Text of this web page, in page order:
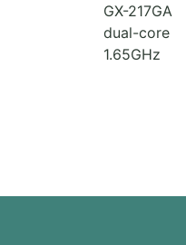
GX-217GA
dual-core
1.65GHz